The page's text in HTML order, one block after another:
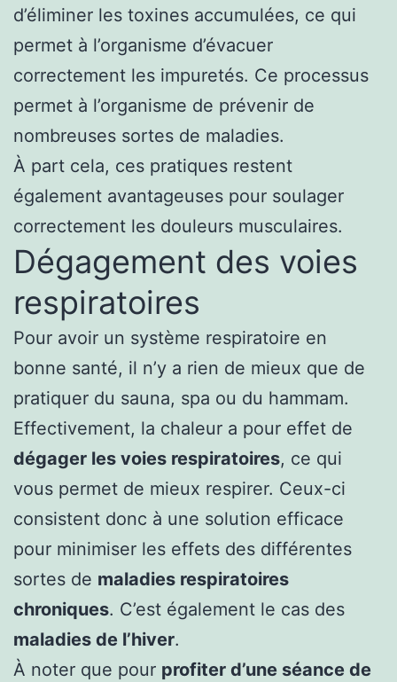
d’éliminer les toxines accumulées, ce qui
permet à l’organisme d’évacuer
correctement les impuretés. Ce processus
permet à l’organisme de prévenir de
nombreuses sortes de maladies.
À part cela, ces pratiques restent
également avantageuses pour soulager
correctement les douleurs musculaires.
Dégagement des voies
respiratoires
Pour avoir un système respiratoire en
bonne santé, il n’y a rien de mieux que de
pratiquer du sauna, spa ou du hammam.
Effectivement, la chaleur a pour effet de
dégager les voies respiratoires, ce qui
vous permet de mieux respirer. Ceux-ci
consistent donc à une solution efficace
pour minimiser les effets des différentes
sortes de maladies respiratoires
chroniques. C’est également le cas des
maladies de l’hiver.
À noter que pour profiter d’une séance de